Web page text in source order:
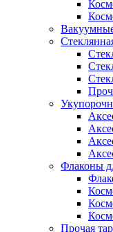
Флаконы
Прочая